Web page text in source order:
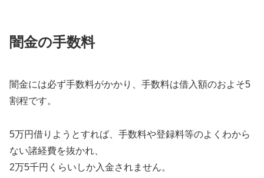
闇金の手数料
闇金には必ず手数料がかかり、手数料は借入額のおよそ5
割程です。
5万円借りようとすれば、手数料や登録料等のよくわから
ない諸経費を抜かれ、
2万5千円くらいしか入金されません。